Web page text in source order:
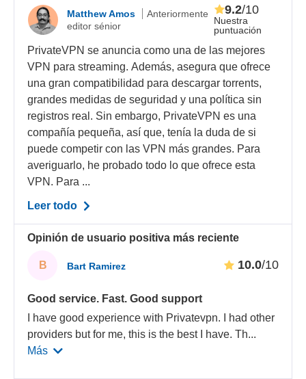
Matthew Amos
Anteriormente
editor sénior
Nuestra
puntuación
9.2/10
PrivateVPN se anuncia como una de las mejores
VPN para streaming. Además, asegura que ofrece
una gran compatibilidad para descargar torrents,
grandes medidas de seguridad y una política sin
registros real. Sin embargo, PrivateVPN es una
compañía pequeña, así que, tenía la duda de si
puede competir con las VPN más grandes. Para
averiguarlo, he probado todo lo que ofrece esta
VPN. Para ...
Leer todo
Opinión de usuario positiva más reciente
B Bart Ramirez 10.0/10
Good service. Fast. Good support
I have good experience with Privatevpn. I had other
providers but for me, this is the best I have. Th...
Más